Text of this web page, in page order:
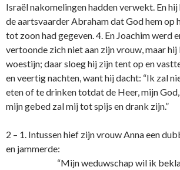
Israël nakomelingen hadden verwekt. En
de aartsvaarder Abraham dat God hem op
tot zoon had gegeven. 4. En Joachim werd
vertoonde zich niet aan zijn vrouw, maar
woestijn; daar sloeg hij zijn tent op en
en veertig nachten, want hij dacht: “Ik zal
eten of te drinken totdat de Heer, mijn
mijn gebed zal mij tot spijs en drank zijn.”
2 – 1. Intussen hief zijn vrouw Anna een
en jammerde:
“Mijn weduwschap wil ik